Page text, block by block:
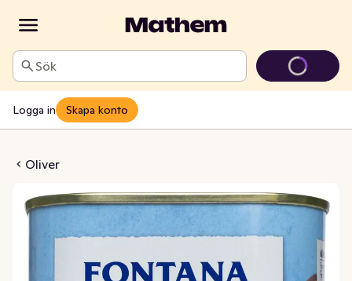
Sök
Logga in Skapa konto
Oliver
med Kärnor